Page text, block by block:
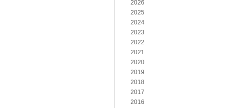
2026
2025
2024
2023
2022
2021
2020
2019
2018
2017
2016